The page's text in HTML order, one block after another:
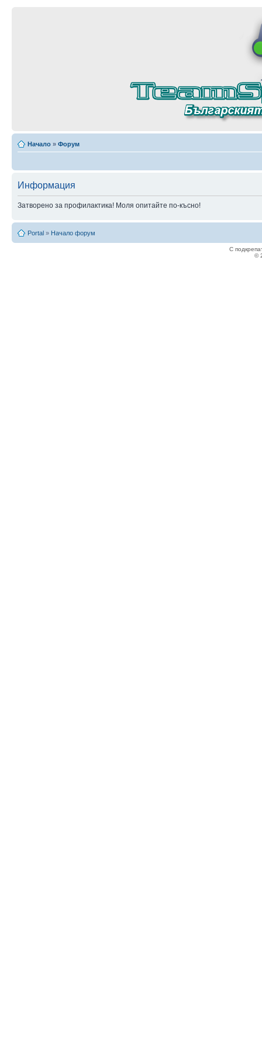
Начало » Форум
Информация
Затворено за профилактика! Моля опитайте по-късно!
Portal » Начало форум
С
©